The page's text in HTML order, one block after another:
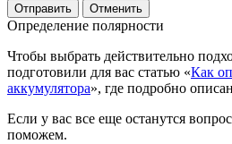
Отменить
Определение полярности
Чтобы выбрать действительно
подготовили для вас статью «Как
аккумулятора», где подробно
Если у вас все еще останутся
поможем.